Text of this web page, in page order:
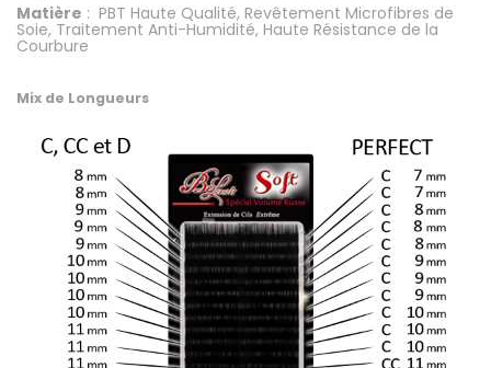
Matière : PBT Haute Qualité, Revêtement Microfibres de
Soie, Traitement Anti-Humidité, Haute Résistance de la
Courbure
Mix de Longueurs